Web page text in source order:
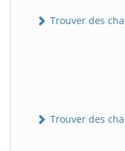
Trouver des
Trouver des